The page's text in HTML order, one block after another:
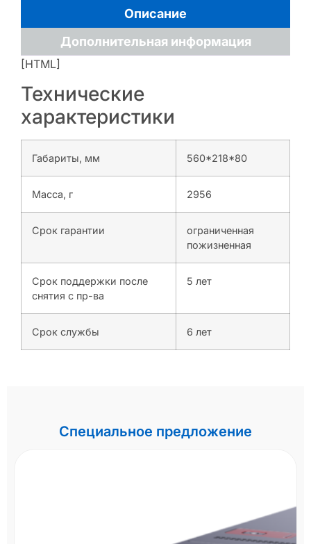
Описание
Дополнительная информация
[HTML]
Технические
характеристики
Габариты, мм 560*218*80
Масса, г 2956
Срок гарантии
ограниченная
пожизненная
Срок поддержки после
снятия с пр-ва
5 лет
Срок службы 6 лет
Специальное предложение